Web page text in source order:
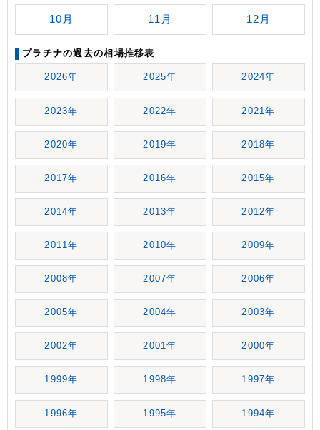
10月 11月 12月
プラチナの過去の相場推移表
2026年 2025年 2024年
2023年 2022年 2021年
2020年 2019年 2018年
2017年 2016年 2015年
2014年 2013年 2012年
2011年 2010年 2009年
2008年 2007年 2006年
2005年 2004年 2003年
2002年 2001年 2000年
1999年 1998年 1997年
1996年 1995年 1994年